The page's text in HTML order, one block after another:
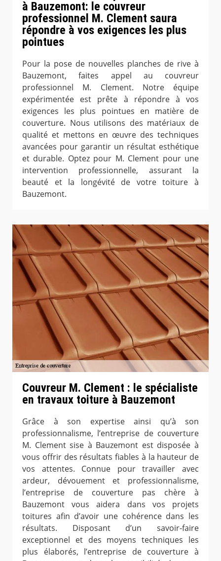
à Bauzemont: le couvreur
professionnel M. Clement saura
répondre à vos exigences les plus
pointues
Pour la pose de nouvelles planches de rive à
Bauzemont, faites appel au couvreur
professionnel M. Clement. Notre équipe
expérimentée est prête à répondre à vos
exigences les plus pointues en matière de
couverture. Nous utilisons des matériaux de
qualité et mettons en œuvre des techniques
avancées pour garantir un résultat esthétique
et durable. Optez pour M. Clement pour une
intervention professionnelle, assurant la
beauté et la longévité de votre toiture à
Bauzemont.
Couvreur M. Clement : le spécialiste
en travaux toiture à Bauzemont
Grâce à son expertise ainsi qu’à son
professionnalisme, l’entreprise de couverture
M. Clement sise à Bauzemont est disposée à
vous offrir des résultats fiables à la hauteur de
vos attentes. Connue pour travailler avec
ardeur, dévouement et professionnalisme,
l’entreprise de couverture pas chère à
Bauzemont vous aidera dans vos projets
toitures afin d’avoir une cohérence dans les
résultats. Disposant d’un savoir-faire
exceptionnel et des moyens techniques les
plus élaborés, l’entreprise de couverture à